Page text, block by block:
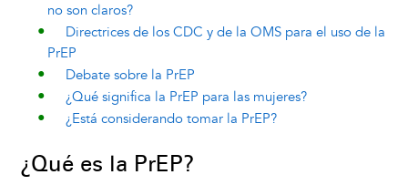
no son claros?
Directrices de los CDC y de la OMS para el uso de la
PrEP
Debate sobre la PrEP
¿Qué significa la PrEP para las mujeres?
¿Está considerando tomar la PrEP?
¿Qué es la PrEP?